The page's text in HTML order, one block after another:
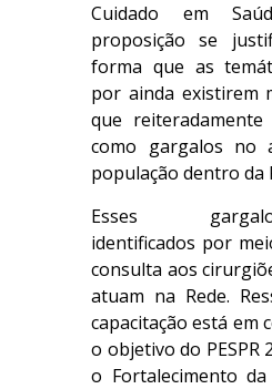
Cuidado em
proposição se
forma que as
por ainda existirem
que
como gargalos no
população dentro da
Esses
identificados por
consulta aos
atuam na Rede.
capacitação está em
o objetivo do PESPR
o Fortalecimento da